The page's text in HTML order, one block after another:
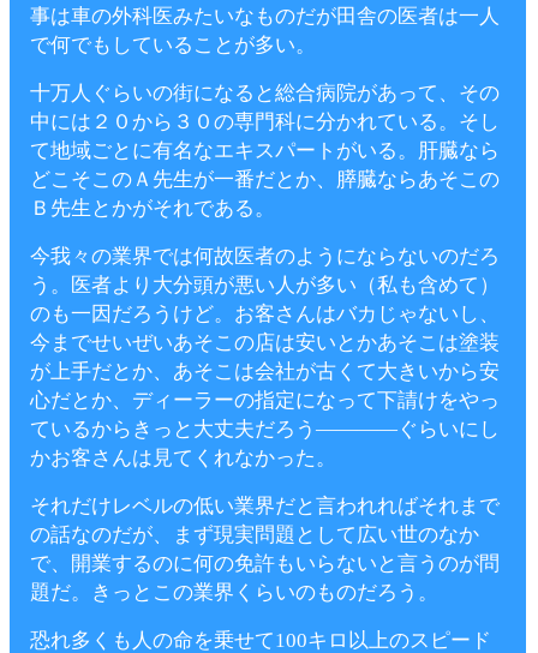
事は車の外科医みたいなものだが田舎の医者は一人
で何でもしていることが多い。
十万人ぐらいの街になると総合病院があって、その
中には２０から３０の専門科に分かれている。そし
て地域ごとに有名なエキスパートがいる。肝臓なら
どこそこのＡ先生が一番だとか、膵臓ならあそこの
Ｂ先生とかがそれである。
今我々の業界では何故医者のようにならないのだろ
う。医者より大分頭が悪い人が多い（私も含めて）
のも一因だろうけど。お客さんはバカじゃないし、
今までせいぜいあそこの店は安いとかあそこは塗装
が上手だとか、あそこは会社が古くて大きいから安
心だとか、ディーラーの指定になって下請けをやっ
ているからきっと大丈夫だろう――――ぐらいにし
かお客さんは見てくれなかった。
それだけレベルの低い業界だと言われればそれまで
の話なのだが、まず現実問題として広い世のなか
で、開業するのに何の免許もいらないと言うのが問
題だ。きっとこの業界くらいのものだろう。
恐れ多くも人の命を乗せて100キロ以上のスピード